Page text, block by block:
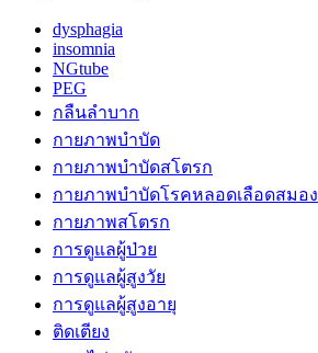
dysphagia
insomnia
NGtube
PEG
กลืนลำบาก
กายภาพบำบัด
กายภาพบำบัดสโตรก
กายภาพบำบัดโรคหลอดเลือดสมอง
กายภาพสโตรก
การดูแลผู้ป่วย
การดูแลผู้สูงวัย
การดูแลผู้สูงอายุ
ติดเตียง